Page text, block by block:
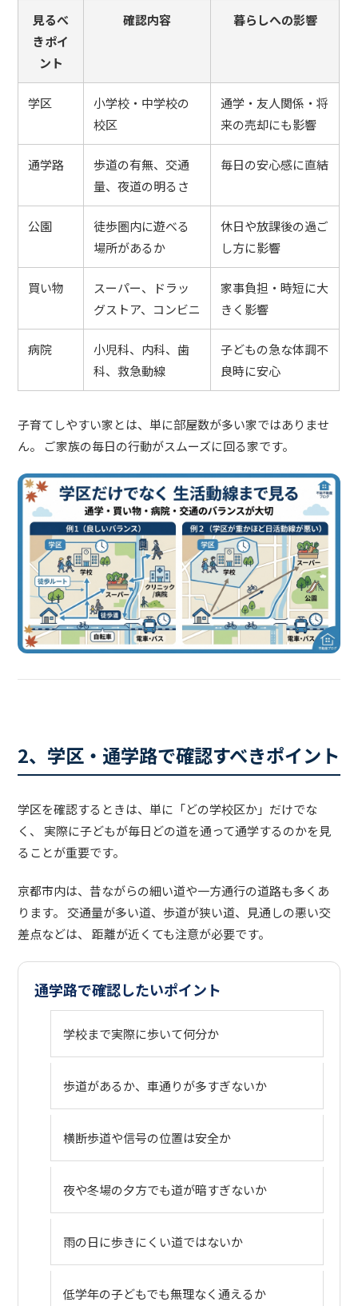
見るべ
きポイ
ント
確認内容 暮らしへの影響
学区
小学校・中学校の
校区
通学・友人関係・将
来の売却にも影響
通学路
歩道の有無、交通
量、夜道の明るさ
毎日の安心感に直結
公園
徒歩圏内に遊べる
場所があるか
休日や放課後の過ご
し方に影響
買い物
スーパー、ドラッ
グストア、コンビニ
家事負担・時短に大
きく影響
病院
小児科、内科、歯
科、救急動線
子どもの急な体調不
良時に安心
子育てしやすい家とは、単に部屋数が多い家ではありませ
ん。 ご家族の毎日の行動がスムーズに回る家です。
2、学区・通学路で確認すべきポイント
学区を確認するときは、単に「どの学校区か」だけでな
く、 実際に子どもが毎日どの道を通って通学するのかを見
ることが重要です。
京都市内は、昔ながらの細い道や一方通行の道路も多くあ
ります。 交通量が多い道、歩道が狭い道、見通しの悪い交
差点などは、 距離が近くても注意が必要です。
通学路で確認したいポイント
学校まで実際に歩いて何分か
歩道があるか、車通りが多すぎないか
横断歩道や信号の位置は安全か
夜や冬場の夕方でも道が暗すぎないか
雨の日に歩きにくい道ではないか
低学年の子どもでも無理なく通えるか